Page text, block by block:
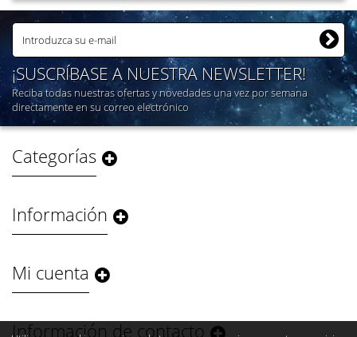
¡SUSCRÍBASE A NUESTRA NEWSLETTER!
Reciba todas nuestras ofertas y novedades una vez por semana
directamente en su correo electrónico
Categorías
Información
Mi cuenta
Información de contacto